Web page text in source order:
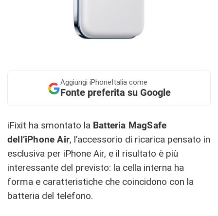
Aggiungi iPhoneItalia come
Fonte preferita su Google
iFixit ha smontato la Batteria MagSafe
dell’iPhone Air, l’accessorio di ricarica pensato in
esclusiva per iPhone Air, e il risultato è più
interessante del previsto: la cella interna ha
forma e caratteristiche che coincidono con la
batteria del telefono.